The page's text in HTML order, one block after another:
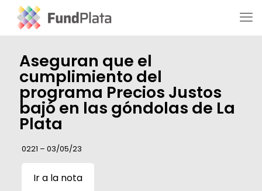
Aseguran que el
cumplimiento del
programa Precios Justos
bajó en las góndolas de La
Plata
0221 – 03/05/23
Ir a la nota